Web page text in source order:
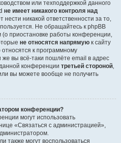
или техподдержкой данного
не имеет никакого контроля над
нести никакой ответственности за то,
Не обращайтесь к phpBB
приостановке работы конференции,
не относятся напрямую к сайту
к программному
вы всё-таки пошлёте email в адрес
конференции третьей стороной,
вы можете вообще не получить
конференции?
могут использовать
«Связаться с администрацией»,
также могут воспользоваться